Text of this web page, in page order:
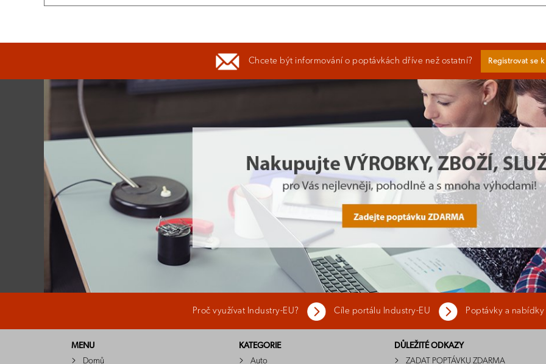
Chcete být informování o poptávkách dříve než ostatní? Registrovat se
Proč využívat Industry-EU? Cíle portálu Industry-EU Poptávky a
MENU
Domů
KATEGORIE
Auto
DŮLEŽITÉ ODKAZY
ZADAT POPTÁVKU ZDARMA